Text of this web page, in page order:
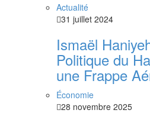
Actualité
31 juillet 2024
Ismaël
Politique du
une Frappe
Économie
28 novembre 2025